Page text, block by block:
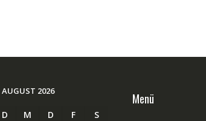
AUGUST 2026
D M D F
S
Menü